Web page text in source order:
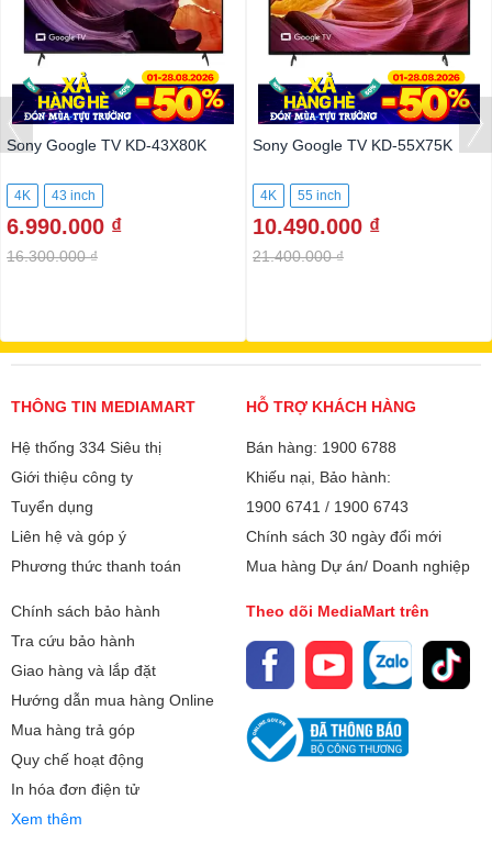
Sony Google TV KD-43X80K
4K 43 inch
6.990.000 ₫
16.300.000 ₫
Sony Google TV KD-55X75K
4K 55 inch
10.490.000 ₫
21.400.000 ₫
THÔNG TIN MEDIAMART
Hệ thống 334 Siêu thị
Giới thiệu công ty
Tuyển dụng
Liên hệ và góp ý
Phương thức thanh toán
HỖ TRỢ KHÁCH HÀNG
Bán hàng: 1900 6788
Khiếu nại, Bảo hành:
1900 6741 / 1900 6743
Chính sách 30 ngày đổi mới
Mua hàng Dự án/ Doanh nghiệp
Chính sách bảo hành
Tra cứu bảo hành
Giao hàng và lắp đặt
Hướng dẫn mua hàng Online
Mua hàng trả góp
Quy chế hoạt động
In hóa đơn điện tử
Xem thêm
Theo dõi MediaMart trên